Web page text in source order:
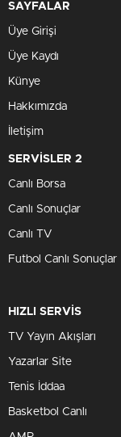
SAYFALAR
Üye Girişi
Üye Kaydı
Künye
Hakkımızda
İletişim
SERVİSLER 2
Canlı Borsa
Canlı Sonuçlar
Canlı TV
Futbol Canlı Sonuçlar
HIZLI SERVİS
TV Yayın Akışları
Yazarlar Site
Tenis İddaa
Basketbol Canlı